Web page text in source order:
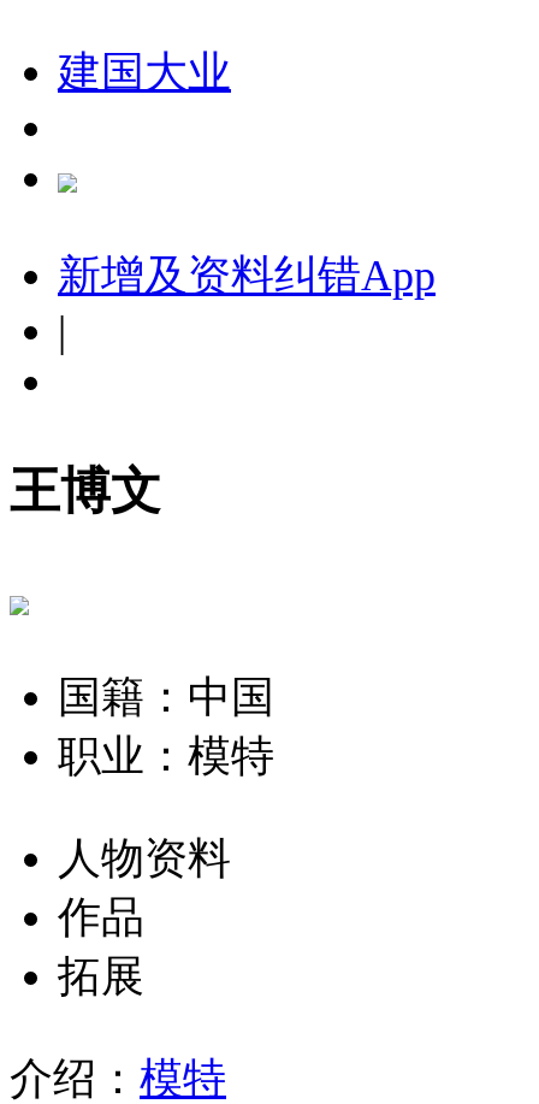
建国大业
新增及资料纠错App
|
王博文
国籍：中国
职业：模特
人物资料
作品
拓展
介绍： 模特